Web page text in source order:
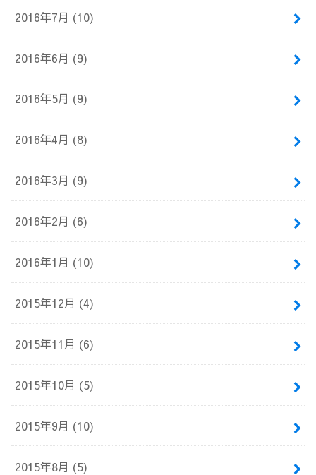
2016年7月 (10)
2016年6月 (9)
2016年5月 (9)
2016年4月 (8)
2016年3月 (9)
2016年2月 (6)
2016年1月 (10)
2015年12月 (4)
2015年11月 (6)
2015年10月 (5)
2015年9月 (10)
2015年8月 (5)